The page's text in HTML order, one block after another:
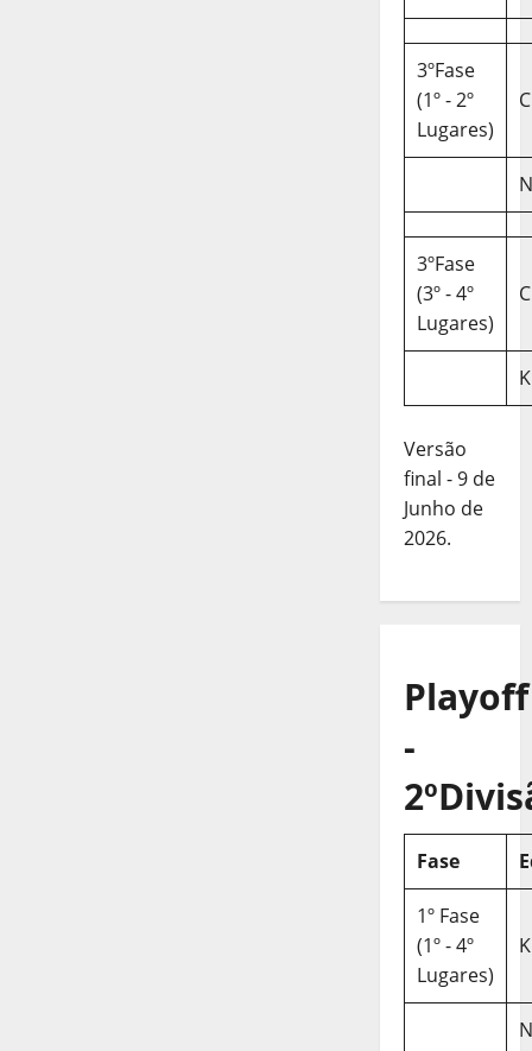
3ºFase
(1º - 2º
Lugares)
3ºFase
(3º - 4º
Lugares)
Versão
final - 9 de
Junho de
2026.
Playoff
-
Fase
1º Fase
(1º - 4º
Lugares)